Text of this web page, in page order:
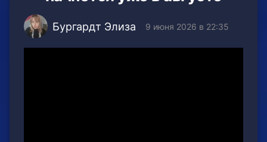
Бургардт Элиза 9 июня 2026 в 22:35